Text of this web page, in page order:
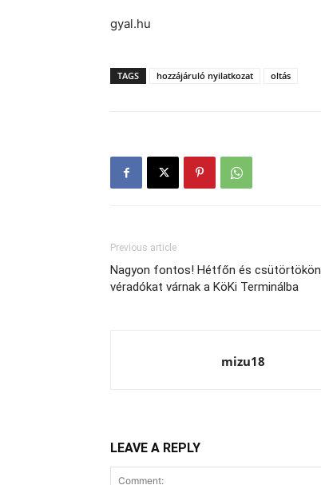
gyal.hu
TAGS hozzájáruló nyilatkozat oltás
Previous article
Nagyon fontos! Hétfőn és csütörtökön
véradókat várnak a KöKi Terminálba
mizu18
LEAVE A REPLY